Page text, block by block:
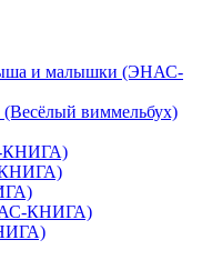
и малышки (ЭНАС-
(Весёлый виммельбух)
КНИГА)
КНИГА)
КНИГА)